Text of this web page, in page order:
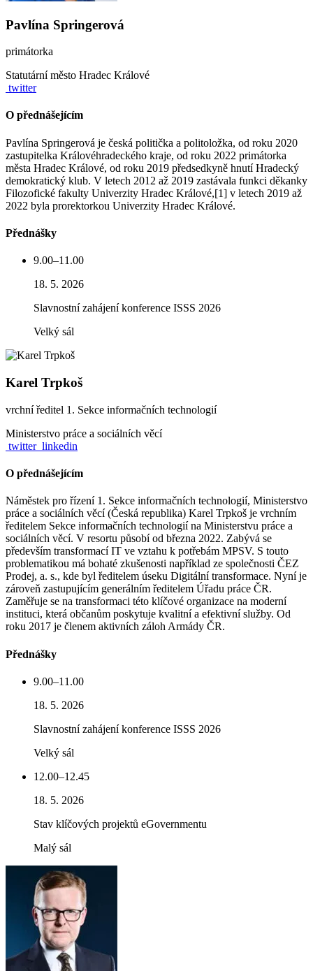
Pavlína Springerová
primátorka
Statutární město Hradec Králové
twitter
O přednášejícím
Pavlína Springerová je česká politička a politoložka, od roku 2020
zastupitelka Královéhradeckého kraje, od roku 2022 primátorka
města Hradec Králové, od roku 2019 předsedkyně hnutí Hradecký
demokratický klub. V letech 2012 až 2019 zastávala funkci děkanky
Filozofické fakulty Univerzity Hradec Králové,[1] v letech 2019 až
2022 byla prorektorkou Univerzity Hradec Králové.
Přednášky
9.00–11.00
18. 5. 2026
Slavnostní zahájení konference ISSS 2026
Velký sál
Karel Trpkoš
vrchní ředitel 1. Sekce informačních technologií
Ministerstvo práce a sociálních věcí
twitter linkedin
O přednášejícím
Náměstek pro řízení 1. Sekce informačních technologií, Ministerstvo
práce a sociálních věcí (Česká republika) Karel Trpkoš je vrchním
ředitelem Sekce informačních technologií na Ministerstvu práce a
sociálních věcí. V resortu působí od března 2022. Zabývá se
především transformací IT ve vztahu k potřebám MPSV. S touto
problematikou má bohaté zkušenosti například ze společnosti ČEZ
Prodej, a. s., kde byl ředitelem úseku Digitální transformace. Nyní je
zároveň zastupujícím generálním ředitelem Úřadu práce ČR.
Zaměřuje se na transformaci této klíčové organizace na moderní
instituci, která občanům poskytuje kvalitní a efektivní služby. Od
roku 2017 je členem aktivních záloh Armády ČR.
Přednášky
9.00–11.00
18. 5. 2026
Slavnostní zahájení konference ISSS 2026
Velký sál
12.00–12.45
18. 5. 2026
Stav klíčových projektů eGovernmentu
Malý sál